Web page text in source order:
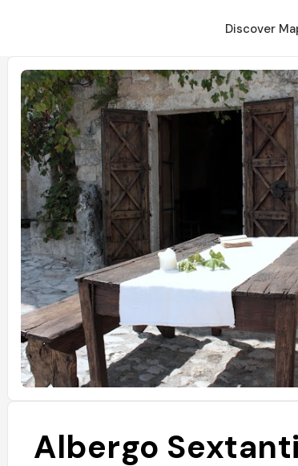
Discover
Albergo